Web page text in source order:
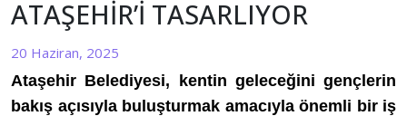
ATAŞEHİR’İ TASARLIYOR
20 Haziran, 2025
Ataşehir Belediyesi, kentin geleceğini gençlerin
bakış açısıyla buluşturmak amacıyla önemli bir iş